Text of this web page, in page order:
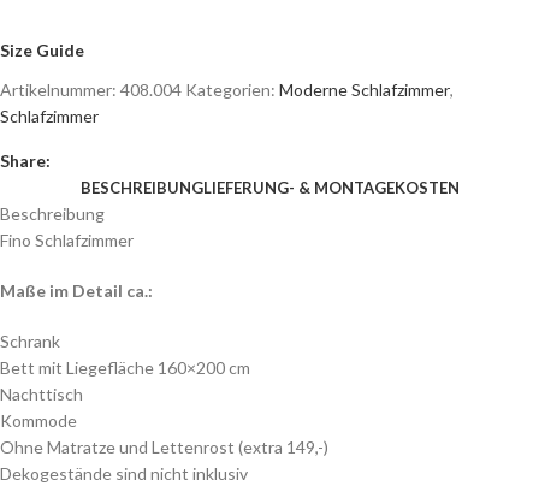
Size Guide
Artikelnummer: 408.004 Kategorien: Moderne Schlafzimmer,
Schlafzimmer
Share:
BESCHREIBUNGLIEFERUNG- & MONTAGEKOSTEN
Beschreibung
Fino Schlafzimmer
Maße im Detail ca.:
Schrank
Bett mit Liegefläche 160×200 cm
Nachttisch
Kommode
Ohne Matratze und Lettenrost (extra 149,-)
Dekogestände sind nicht inklusiv